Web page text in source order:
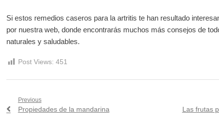
Si estos remedios caseros para la artritis te han resultado
por nuestra web, donde encontrarás muchos más consejos de
naturales y saludables.
Post Views: 451
Navegación
Previous
Previous
Propiedades de la mandarina
Next
Las frutas